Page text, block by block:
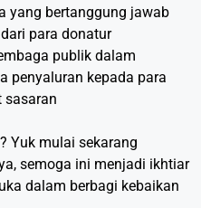
yang bertanggung jawab
para donatur
publik dalam
penyaluran kepada para
sasaran
Yuk mulai sekarang
semoga ini menjadi ikhtiar
dalam berbagi kebaikan